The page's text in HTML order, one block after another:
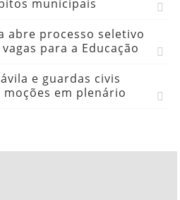
municipais
abre processo seletivo
para a Educação
e guardas civis
em plenário